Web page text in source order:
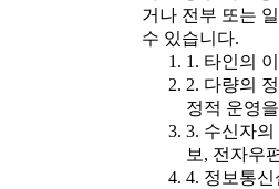
거나 전부 또는
수 있습니다.
1. 타인의
2. 다량의
정적 운영
3. 수신자
보, 전자우
4. 정보통